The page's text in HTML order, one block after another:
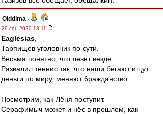
Olddima -
29 сен 2020 13:11
Eaglesias
Тарпищев уголовник по сути.
Весьма понятно, что лезет везде.
Развалил теннис так, что наши бегают ищут
деньги по миру, меняют 6ражданство.
Посмотрим, как Лёня поступит.
Серафимыч может и нёс в прошлом, как